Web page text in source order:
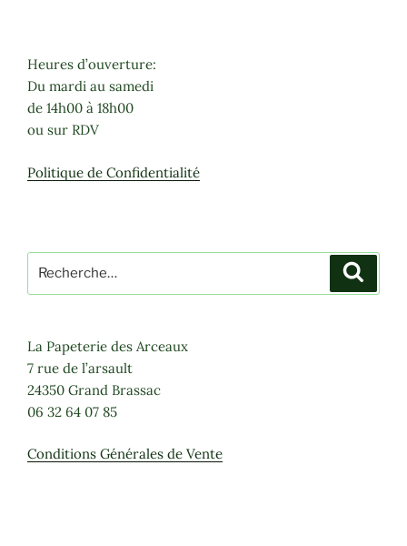
Heures d’ouverture:
Du mardi au samedi
de 14h00 à 18h00
ou sur RDV
Politique de Confidentialité
pour
La Papeterie des Arceaux
7 rue de l’arsault
24350 Grand Brassac
06 32 64 07 85
Conditions Générales de Vente